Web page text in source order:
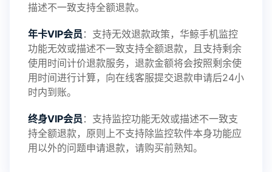
描述不一致支持全额退款。
年卡VIP会员 ：支持无效退款政策，华鲸手机监控
功能无效或描述不一致支持全额退款，且支持剩余
使用时间计价退款服务，退款金额将会按照剩余使
用时间进行计算，向在线客服提交退款申请后24小
时内到账。
终身VIP会员 ：支持监控功能无效或描述不一致支
持全额退款，原则上不支持除监控软件本身功能应
用以外的问题申请退款，请购买前熟知。